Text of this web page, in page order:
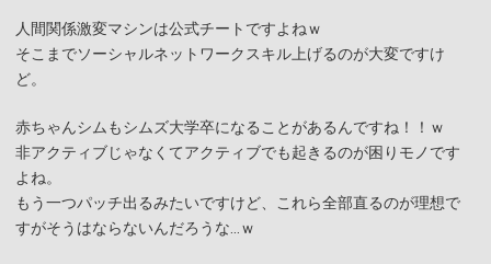
人間関係激変マシンは公式チートですよねｗ
そこまでソーシャルネットワークスキル上げるのが大変ですけ
ど。
赤ちゃんシムもシムズ大学卒になることがあるんですね！！ｗ
非アクティブじゃなくてアクティブでも起きるのが困りモノです
よね。
もう一つパッチ出るみたいですけど、これら全部直るのが理想で
すがそうはならないんだろうな…ｗ